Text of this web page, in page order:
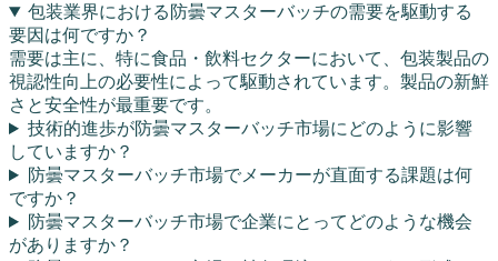
包装業界における防曇マスターバッチの需要を駆動する
要因は何ですか？
需要は主に、特に食品・飲料セクターにおいて、包装製品の
視認性向上の必要性によって駆動されています。製品の新鮮
さと安全性が最重要です。
技術的進歩が防曇マスターバッチ市場にどのように影響
していますか？
防曇マスターバッチ市場でメーカーが直面する課題は何
ですか？
防曇マスターバッチ市場で企業にとってどのような機会
がありますか？